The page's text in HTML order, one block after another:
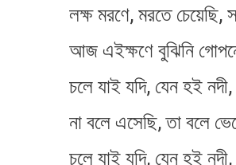
লক্ষ মরণে, মরতে চেয়েছি,
আজ এইক্ষণে বুঝিনি
চলে যাই যদি, যেন হই নদী,
না বলে এসেছি, তা বলে
চলে যাই যদি, যেন হই নদী,